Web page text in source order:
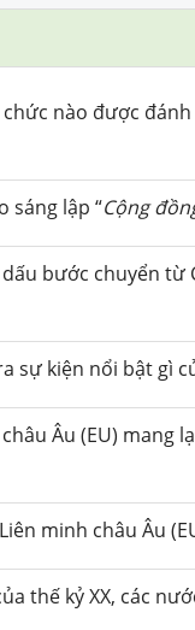
nào được
sáng lập “Cộng
bước chuyển từ
sự kiện nổi bật gì
Âu (EU) mang
minh châu Âu
thế kỷ XX, các